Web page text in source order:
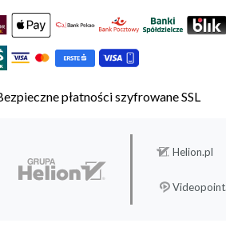
płatności szyfrowane SSL
Helion.pl